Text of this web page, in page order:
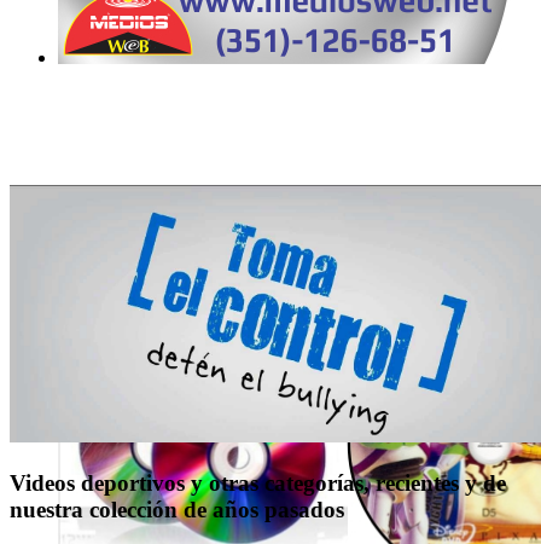
Videos deportivos y otras categorías, recientes y de
nuestra colección de años pasados